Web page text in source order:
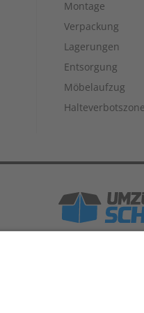
Montage
Verpackung
Lagerungen
Entsorgung
Möbelaufzug
Halteverbotszone